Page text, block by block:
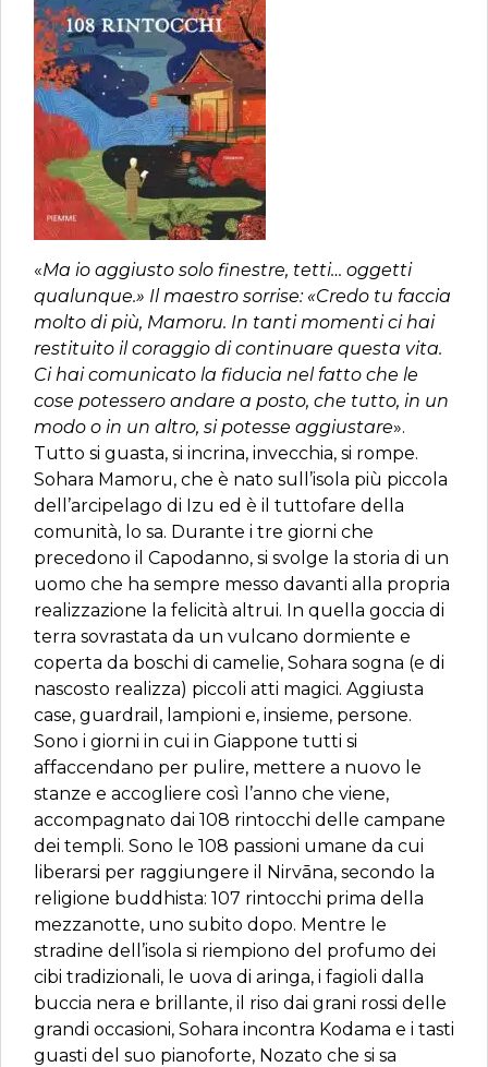
«Ma io aggiusto solo finestre, tetti… oggetti
qualunque.» Il maestro sorrise: «Credo tu faccia
molto di più, Mamoru. In tanti momenti ci hai
restituito il coraggio di continuare questa vita.
Ci hai comunicato la fiducia nel fatto che le
cose potessero andare a posto, che tutto, in un
modo o in un altro, si potesse aggiustare».
Tutto si guasta, si incrina, invecchia, si rompe.
Sohara Mamoru, che è nato sull’isola più piccola
dell’arcipelago di Izu ed è il tuttofare della
comunità, lo sa. Durante i tre giorni che
precedono il Capodanno, si svolge la storia di un
uomo che ha sempre messo davanti alla propria
realizzazione la felicità altrui. In quella goccia di
terra sovrastata da un vulcano dormiente e
coperta da boschi di camelie, Sohara sogna (e di
nascosto realizza) piccoli atti magici. Aggiusta
case, guardrail, lampioni e, insieme, persone.
Sono i giorni in cui in Giappone tutti si
affaccendano per pulire, mettere a nuovo le
stanze e accogliere così l’anno che viene,
accompagnato dai 108 rintocchi delle campane
dei templi. Sono le 108 passioni umane da cui
liberarsi per raggiungere il Nirvāna, secondo la
religione buddhista: 107 rintocchi prima della
mezzanotte, uno subito dopo. Mentre le
stradine dell’isola si riempiono del profumo dei
cibi tradizionali, le uova di aringa, i fagioli dalla
buccia nera e brillante, il riso dai grani rossi delle
grandi occasioni, Sohara incontra Kodama e i tasti
guasti del suo pianoforte, Nozato che si sa